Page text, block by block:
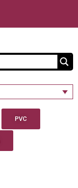
PVC